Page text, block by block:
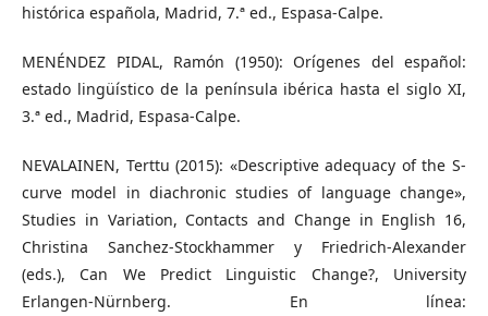
histórica española, Madrid, 7.ª ed., Espasa-Calpe.
MENÉNDEZ PIDAL, Ramón (1950): Orígenes del español:
estado lingüístico de la península ibérica hasta el siglo XI,
3.ª ed., Madrid, Espasa-Calpe.
NEVALAINEN, Terttu (2015): «Descriptive adequacy of the S-
curve model in diachronic studies of language change»,
Studies in Variation, Contacts and Change in English 16,
Christina Sanchez-Stockhammer y Friedrich-Alexander
(eds.), Can We Predict Linguistic Change?, University
Erlangen-Nürnberg. En línea: